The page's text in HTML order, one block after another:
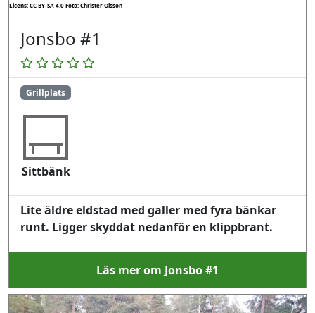
Licens: CC BY-SA 4.0Foto: Christer Olsson
Jonsbo #1
Grillplats
Sittbänk
Lite äldre eldstad med galler med fyra bänkar
runt. Ligger skyddat nedanför en klippbrant.
Läs mer om Jonsbo #1